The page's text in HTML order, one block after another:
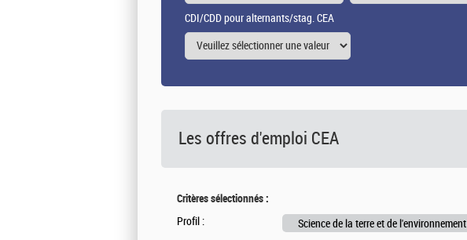
CDI/CDD pour alternants/stag. CEA
Les offres d'emploi CEA
Critères sélectionnés :
Profil : Science de la terre et de l'environnement